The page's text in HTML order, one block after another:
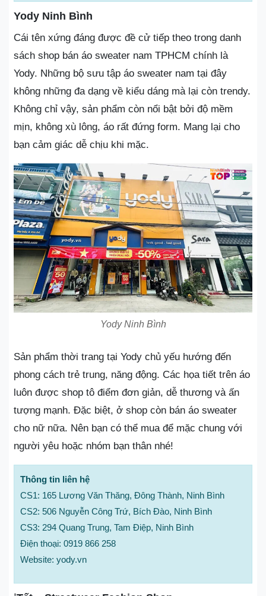
Yody Ninh Bình
Cái tên xứng đáng được đề cử tiếp theo trong danh
sách shop bán áo sweater nam TPHCM chính là
Yody. Những bộ sưu tập áo sweater nam tại đây
không những đa dạng về kiểu dáng mà lại còn trendy.
Không chỉ vậy, sản phẩm còn nổi bật bởi độ mềm
mịn, không xù lông, áo rất đứng form. Mang lại cho
bạn cảm giác dễ chịu khi mặc.
Yody Ninh Bình
Sản phẩm thời trang tại Yody chủ yếu hướng đến
phong cách trẻ trung, năng động. Các họa tiết trên áo
luôn được shop tô điểm đơn giản, dễ thương và ấn
tượng mạnh. Đặc biệt, ở shop còn bán áo sweater
cho nữ nữa. Nên bạn có thể mua để mặc chung với
người yêu hoặc nhóm bạn thân nhé!
Thông tin liên hệ
CS1: 165 Lương Văn Thăng, Đông Thành, Ninh Bình
CS2: 506 Nguyễn Công Trứ, Bích Đào, Ninh Bình
CS3: 294 Quang Trung, Tam Điệp, Ninh Bình
Điện thoại: 0919 866 258
Website: yody.vn